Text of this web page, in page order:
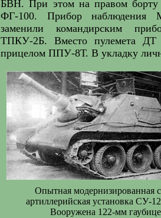
БВН. При этом на правом борту
ФГ-100. Прибор наблюдения
заменили командирским
ТПКУ-2Б. Вместо пулемета ДТ
прицелом ППУ-8Т. В укладку
Опытная модернизированная
артиллерийская установка СУ-
Вооружена 122-мм